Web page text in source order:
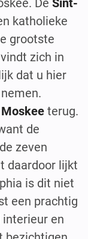
katholieke
grootste
zich in
dat u hier
terug.
de
zeven
daardoor lijkt
is dit niet
een prachtig
en